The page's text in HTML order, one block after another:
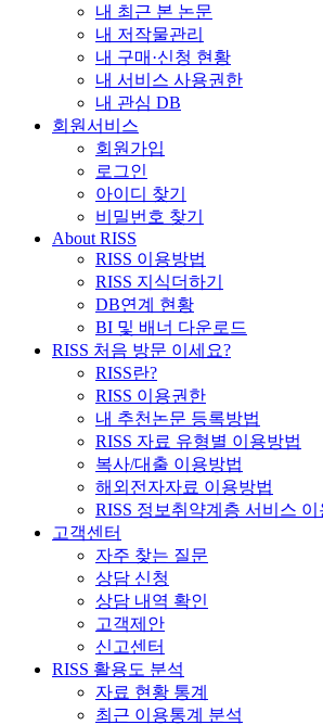
내 최근 본 논문
내 저작물관리
내 구매·신청 현황
내 서비스 사용권한
내 관심 DB
회원서비스
회원가입
로그인
아이디 찾기
비밀번호 찾기
About RISS
RISS 이용방법
RISS 지식더하기
DB연계 현황
BI 및 배너 다운로드
RISS 처음 방문 이세요?
RISS란?
RISS 이용권한
내 추천논문 등록방법
RISS 자료 유형별 이용방법
복사/대출 이용방법
해외전자자료 이용방법
RISS 정보취약계층 서비스 이
고객센터
자주 찾는 질문
상담 신청
상담 내역 확인
고객제안
신고센터
RISS 활용도 분석
자료 현황 통계
최근 이용통계 분석